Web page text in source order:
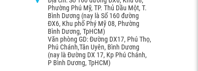
Phường Phú Mỹ, TP. Thủ Dầu Một, T.
Bình Dương (nay là Số 160 đường
ĐX6, Khu phố Phý Mỹ 08, Phường
Bình Dương, TpHCM)
Văn phòng GD: Đường DX17, Phú Thọ,
Phú Chánh,Tân Uyên, Bình Dương
(nay là Đường DX 17, Kp Phú Chánh,
P Bình Dương, TpHCM)